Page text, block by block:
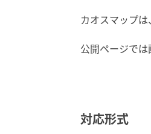
カオスマップ
公開ページでは
対応形式